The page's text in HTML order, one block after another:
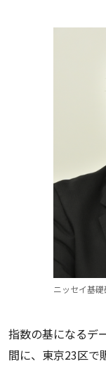
ニッセイ基
指数の基になるデ
間に、東京23区で